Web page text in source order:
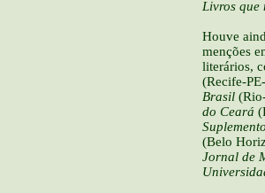
Livros que
Houve
menções
literários,
(Recife-
Brasil
do Ceará
(Belo
Jornal de